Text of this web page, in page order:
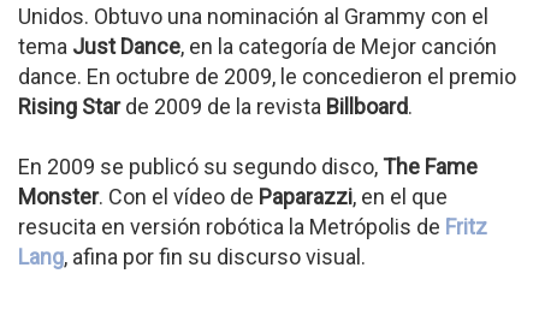
Unidos. Obtuvo una nominación al Grammy con el
tema Just Dance, en la categoría de Mejor canción
dance. En octubre de 2009, le concedieron el premio
Rising Starde 2009 de la revista Billboard.
En 2009 se publicó su segundo disco, The Fame
Monster. Con el vídeo de Paparazzi, en el que
resucita en versión robótica la Metrópolis de Fritz
Lang, afina por fin su discurso visual.